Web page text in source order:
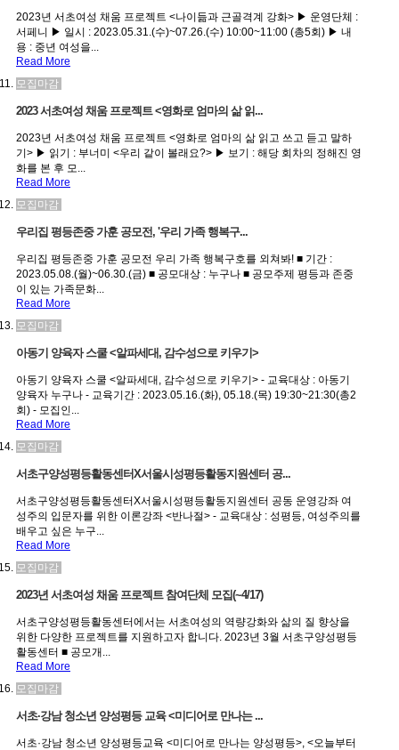
2023년 서초여성 채움 프로젝트 <나이듦과 근골격계 강화> ▶ 운영단체 :
서페니 ▶ 일시 : 2023.05.31.(수)~07.26.(수) 10:00~11:00 (총5회) ▶ 내
용 : 중년 여성을...
Read More
모집마감
2023 서초여성 채움 프로젝트 <영화로 엄마의 삶 읽...
2023년 서초여성 채움 프로젝트 <영화로 엄마의 삶 읽고 쓰고 듣고 말하
기> ▶ 읽기 : 부너미 <우리 같이 볼래요?> ▶ 보기 : 해당 회차의 정해진 영
화를 본 후 모...
Read More
모집마감
우리집 평등존중 가훈 공모전, '우리 가족 행복구...
우리집 평등존중 가훈 공모전 우리 가족 행복구호를 외쳐봐! ■ 기간 :
2023.05.08.(월)~06.30.(금) ■ 공모대상 : 누구나 ■ 공모주제 평등과 존중
이 있는 가족문화...
Read More
모집마감
아동기 양육자 스쿨 <알파세대, 감수성으로 키우기>
아동기 양육자 스쿨 <알파세대, 감수성으로 키우기> - 교육대상 : 아동기
양육자 누구나 - 교육기간 : 2023.05.16.(화), 05.18.(목) 19:30~21:30(총2
회) - 모집인...
Read More
모집마감
서초구양성평등활동센터X서울시성평등활동지원센터 공...
서초구양성평등활동센터X서울시성평등활동지원센터 공동 운영강좌 여
성주의 입문자를 위한 이론강좌 <반나절> - 교육대상 : 성평등, 여성주의를
배우고 싶은 누구...
Read More
모집마감
2023년 서초여성 채움 프로젝트 참여단체 모집(~4/17)
서초구양성평등활동센터에서는 서초여성의 역량강화와 삶의 질 향상을
위한 다양한 프로젝트를 지원하고자 합니다. 2023년 3월 서초구양성평등
활동센터 ■ 공모개...
Read More
모집마감
서초·강남 청소년 양성평등 교육 <미디어로 만나는 ...
서초·강남 청소년 양성평등교육 <미디어로 만나는 양성평등>, <오늘부터